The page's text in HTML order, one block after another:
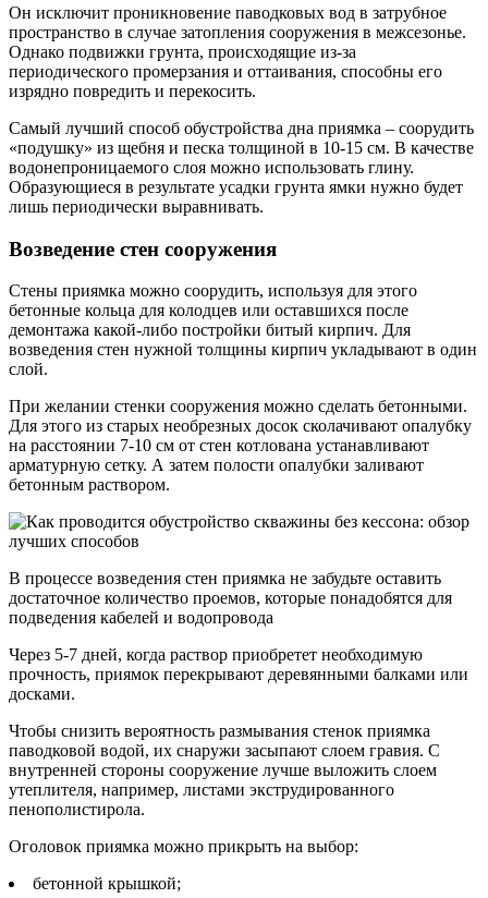
Он исключит проникновение паводковых вод в затрубное
пространство в случае затопления сооружения в межсезонье.
Однако подвижки грунта, происходящие из-за
периодического промерзания и оттаивания, способны его
изрядно повредить и перекосить.
Самый лучший способ обустройства дна приямка – соорудить
«подушку» из щебня и песка толщиной в 10-15 см. В качестве
водонепроницаемого слоя можно использовать глину.
Образующиеся в результате усадки грунта ямки нужно будет
лишь периодически выравнивать.
Возведение стен сооружения
Стены приямка можно соорудить, используя для этого
бетонные кольца для колодцев или оставшихся после
демонтажа какой-либо постройки битый кирпич. Для
возведения стен нужной толщины кирпич укладывают в один
слой.
При желании стенки сооружения можно сделать бетонными.
Для этого из старых необрезных досок сколачивают опалубку
на расстоянии 7-10 см от стен котлована устанавливают
арматурную сетку. А затем полости опалубки заливают
бетонным раствором.
В процессе возведения стен приямка не забудьте оставить
достаточное количество проемов, которые понадобятся для
подведения кабелей и водопровода
Через 5-7 дней, когда раствор приобретет необходимую
прочность, приямок перекрывают деревянными балками или
досками.
Чтобы снизить вероятность размывания стенок приямка
паводковой водой, их снаружи засыпают слоем гравия. С
внутренней стороны сооружение лучше выложить слоем
утеплителя, например, листами экструдированного
пенополистирола.
Оголовок приямка можно прикрыть на выбор:
бетонной крышкой;